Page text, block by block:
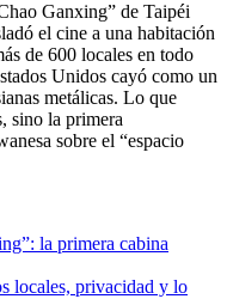
Ganxing” de Taipéi
el cine a una habitación
de 600 locales en todo
Unidos cayó como un
metálicas. Lo que
sino la primera
sobre el “espacio
la primera cabina
locales, privacidad y lo